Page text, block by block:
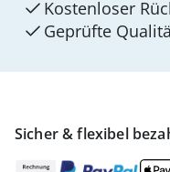
Sicher & flexibel
Kostenloser
Geprüfte